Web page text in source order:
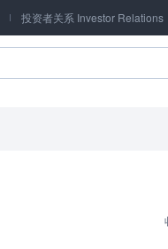
投资者关系 Investor Relations